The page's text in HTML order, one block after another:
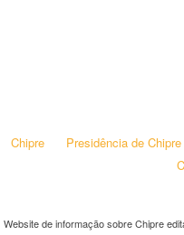
Chipre Presidência de
Website de informação sobre Chipre